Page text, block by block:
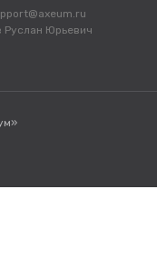
Руслан Юрьевич